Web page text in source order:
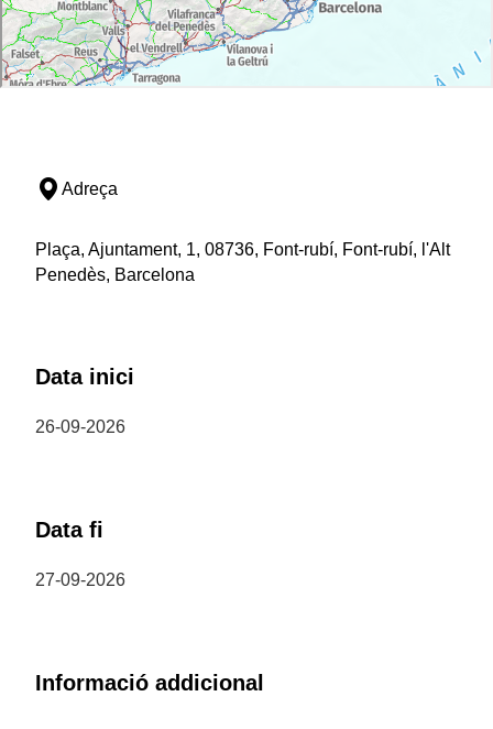
Adreça
Plaça, Ajuntament, 1, 08736, Font-rubí, Font-rubí, l'Alt
Penedès, Barcelona
Data inici
26-09-2026
Data fi
27-09-2026
Informació addicional